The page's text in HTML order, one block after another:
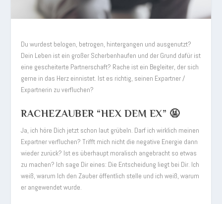
Du wurdest belogen, betrogen, hintergangen und ausgenutzt?
Dein Leben ist ein großer Scherbenhaufen und der Grund dafür ist
eine gescheiterte Partnerschaft? Rache ist ein Begleiter, der sich
gerne in das Herz einnistet. Ist es richtig, seinen Expartner /
Expartnerin zu verfluchen?
RACHEZAUBER “HEX DEM EX” 🤬
Ja, ich höre Dich jetzt schon laut grübeln. Darf ich wirklich meinen
Expartner verfluchen? Trifft mich nicht die negative Energie dann
wieder zurück? Ist es überhaupt moralisch angebracht so etwas
zu machen? Ich sage Dir eines: Die Entscheidung liegt bei Dir. Ich
weiß, warum Ich den Zauber öffentlich stelle und ich weiß, warum
er angewendet wurde.